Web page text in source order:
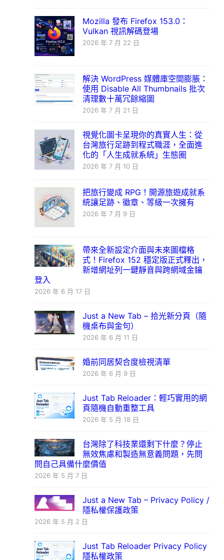
Mozilla 發布 Firefox 153.0：
Vulkan 視訊解碼登場
2026 年 7 月 22 日
解決 WordPress 媒體庫空間膨脹：
使用 Disable All Thumbnails 批次
清理數十萬冗餘縮圖
2026 年 7 月 21 日
視覺化圖卡呈現你的真實人生：從
台灣旅行足跡到程式職涯，全面進
化的「人生成就系統」生態圈
2026 年 7 月 10 日
把旅行變成 RPG！開源旅遊成就系
統讓足跡、徽章、等級一次擁有
2026 年 7 月 9 日
帶來全新設定介面與未來圖檔格
式！Firefox 152 穩定版正式釋出，
新增網址列一鍵靜音與跨網域金鑰
登入
2026 年 6 月 17 日
Just a New Tab – 拾光新分頁（隨
機桌布與金句）
2026 年 6 月 11 日
婚前同居契合度檢視清單
2026 年 6 月 9 日
Just Tab Reloader：輕巧實用的網
頁隨機自動重整工具
2026 年 5 月 18 日
台灣除了科技業還剩下什麼？停止
無效焦慮和製造無意義問題，先問
問自己具備什麼價值
2026 年 5 月 7 日
Just a New Tab – Privacy Policy /
隱私權保護政策
2026 年 5 月 2 日
Just Tab Reloader Privacy Policy
隱私權政策